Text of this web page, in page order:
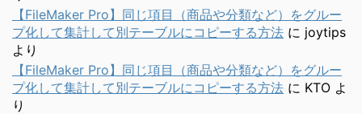
【FileMaker Pro】同じ項目（商品や分類など）をグルー
プ化して集計して別テーブルにコピーする方法 に joytips
より
【FileMaker Pro】同じ項目（商品や分類など）をグルー
プ化して集計して別テーブルにコピーする方法 に KTO よ
り